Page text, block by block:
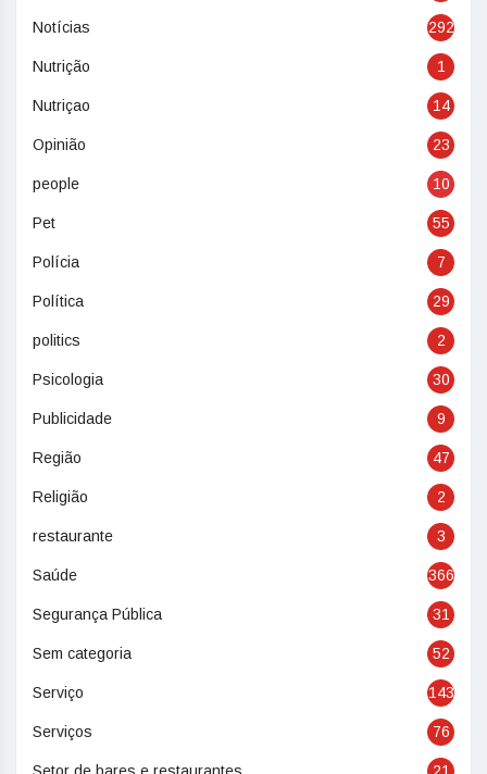
Notícias 292
Nutrição 1
Nutriçao 14
Opinião 23
people 10
Pet 55
Polícia 7
Política 29
politics 2
Psicologia 30
Publicidade 9
Região 47
Religião 2
restaurante 3
Saúde 366
Segurança Pública 31
Sem categoria 52
Serviço 143
Serviços 76